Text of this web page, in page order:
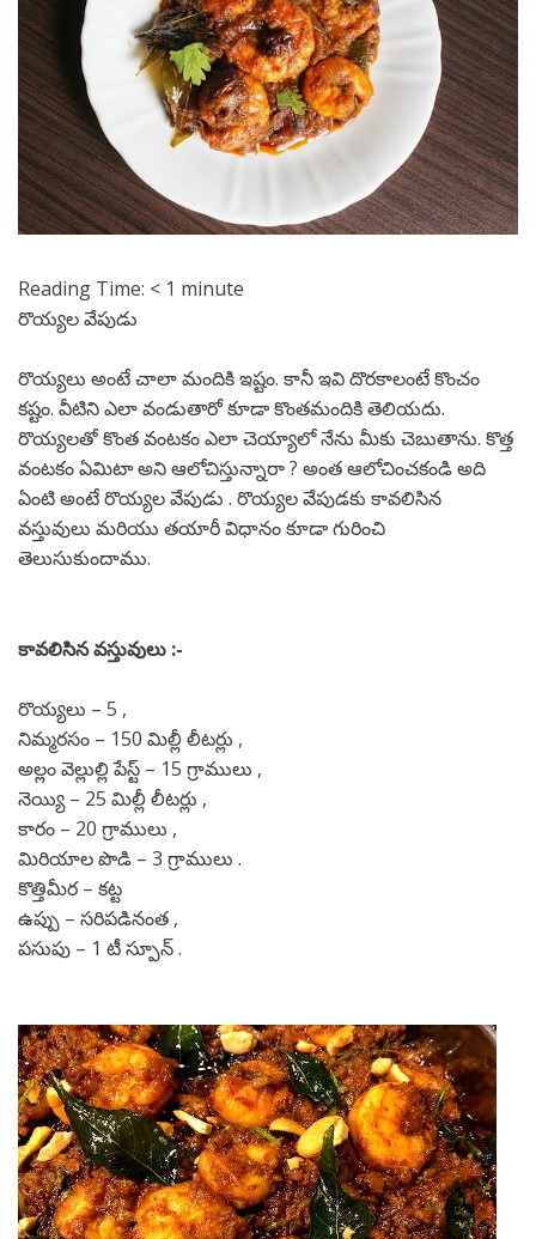
Reading Time: < 1 minute
రొయ్యల వేపుడు
రొయ్యలు అంటే చాలా మందికి ఇష్టం. కానీ ఇవి దొరకాలంటే కొంచం
కష్టం. వీటిని ఎలా వండుతారో కూడా కొంతమందికి తెలియదు.
రొయ్యలతో కొంత వంటకం ఎలా చెయ్యాలో నేను మీకు చెబుతాను. కొత్త
వంటకం ఏమిటా అని ఆలోచిస్తున్నారా ? అంత ఆలోచించకండి అది
ఏంటి అంటే రొయ్యల వేపుడు . రొయ్యల వేపుడకు కావలిసిన
వస్తువులు మరియు తయారీ విధానం కూడా గురించి
తెలుసుకుందాము.
కావలిసిన వస్తువులు :-
రొయ్యలు – 5 ,
నిమ్మరసం – 150 మిల్లీ లీటర్లు ,
అల్లం వెల్లుల్లి పేస్ట్ – 15 గ్రాములు ,
నెయ్యి – 25 మిల్లీ లీటర్లు ,
కారం – 20 గ్రాములు ,
మిరియాల పొడి – 3 గ్రాములు .
కొత్తిమీర – కట్ట
ఉప్పు – సరిపడినంత ,
పసుపు – 1 టీ స్పూన్ .